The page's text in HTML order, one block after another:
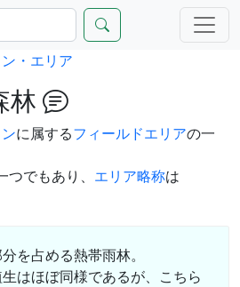
・エリア
林
に属するフィールドエリアの一
つでもあり、 エリア略称は
を占める熱帯雨林。
生はほぼ同様であるが、こちら